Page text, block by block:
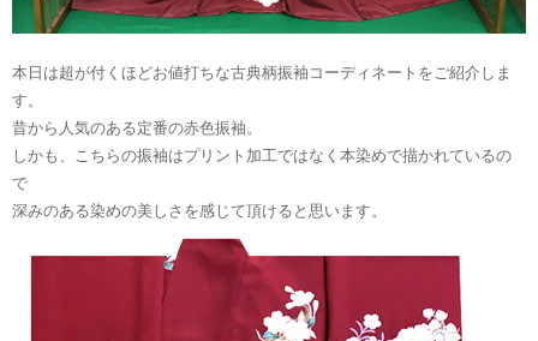
本日は超が付くほどお値打ちな古典柄振袖コーディネートをご紹介しま
す。
昔から人気のある定番の赤色振袖。
しかも、こちらの振袖はプリント加工ではなく本染めで描かれているの
で
深みのある染めの美しさを感じて頂けると思います。